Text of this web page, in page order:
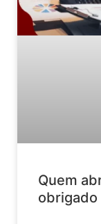
Quem
obrigado